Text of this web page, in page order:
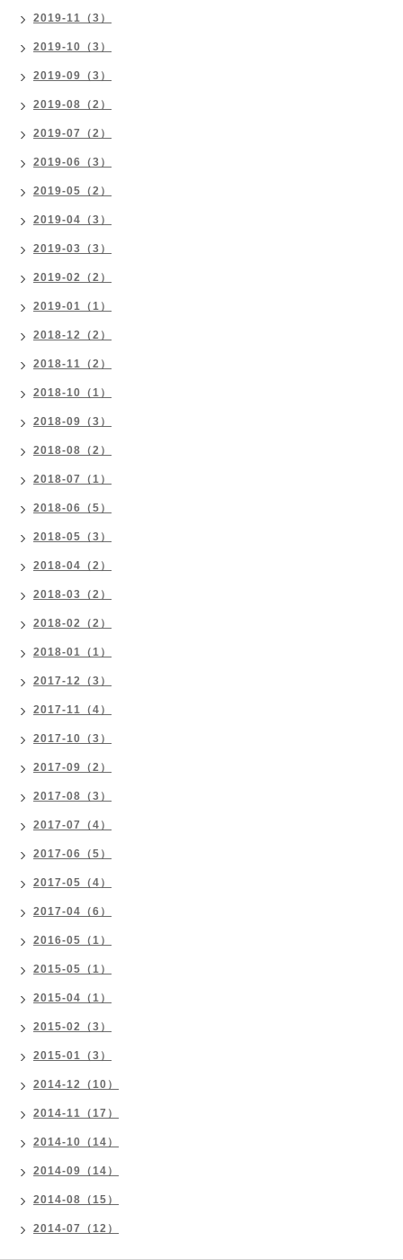
2019-11（3）
2019-10（3）
2019-09（3）
2019-08（2）
2019-07（2）
2019-06（3）
2019-05（2）
2019-04（3）
2019-03（3）
2019-02（2）
2019-01（1）
2018-12（2）
2018-11（2）
2018-10（1）
2018-09（3）
2018-08（2）
2018-07（1）
2018-06（5）
2018-05（3）
2018-04（2）
2018-03（2）
2018-02（2）
2018-01（1）
2017-12（3）
2017-11（4）
2017-10（3）
2017-09（2）
2017-08（3）
2017-07（4）
2017-06（5）
2017-05（4）
2017-04（6）
2016-05（1）
2015-05（1）
2015-04（1）
2015-02（3）
2015-01（3）
2014-12（10）
2014-11（17）
2014-10（14）
2014-09（14）
2014-08（15）
2014-07（12）